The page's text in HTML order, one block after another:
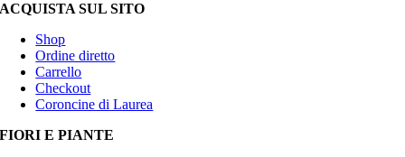
ACQUISTA SUL SITO
Shop
Ordine diretto
Carrello
Checkout
Coroncine di Laurea
FIORI E PIANTE